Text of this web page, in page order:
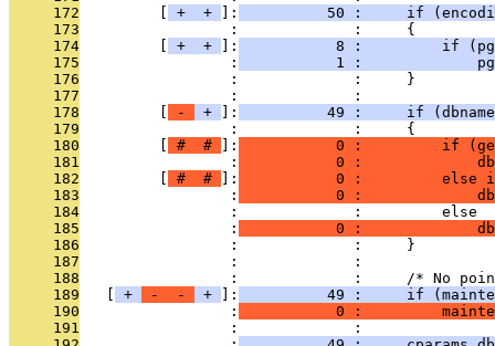
     172
+ + ]:
50 :     if
     173
                 :             :     {
     174
+ + ]:
8 :         if
     175
                 :
1 :
     176
                 :             :     }
     177
                 :             :
     178
- + ]:
49 :     if
     179
                 :             :     {
     180
# # ]:
0 :         if
     181
                 :
0 :
     182
# # ]:
0 :         else
     183
                 :
0 :
     184
                 :             :         else
     185
                 :
0 :
     186
                 :             :     }
     187
                 :             :
     188
:             :     /* No
     189
+ - - + ]:
49 :     if
     190
                 :
0 :
     191
                 :             :